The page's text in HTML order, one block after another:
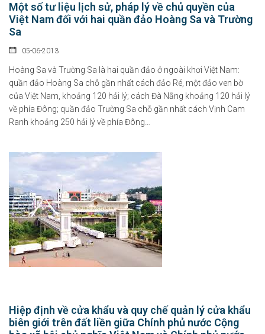
Một số tư liệu lịch sử, pháp lý về chủ quyền của
Việt Nam đối với hai quần đảo Hoàng Sa và Trường
Sa
05-06-2013
Hoàng Sa và Trường Sa là hai quần đảo ở ngoài khơi Việt Nam:
quần đảo Hoàng Sa chỗ gần nhất cách đảo Ré, một đảo ven bờ
của Việt Nam, khoảng 120 hải lý; cách Đà Nẵng khoảng 120 hải lý
về phía Đông; quần đảo Trường Sa chỗ gần nhất cách Vịnh Cam
Ranh khoảng 250 hải lý về phía Đông…
Hiệp định về cửa khẩu và quy chế quản lý cửa khẩu
biên giới trên đất liền giữa Chính phủ nước Cộng